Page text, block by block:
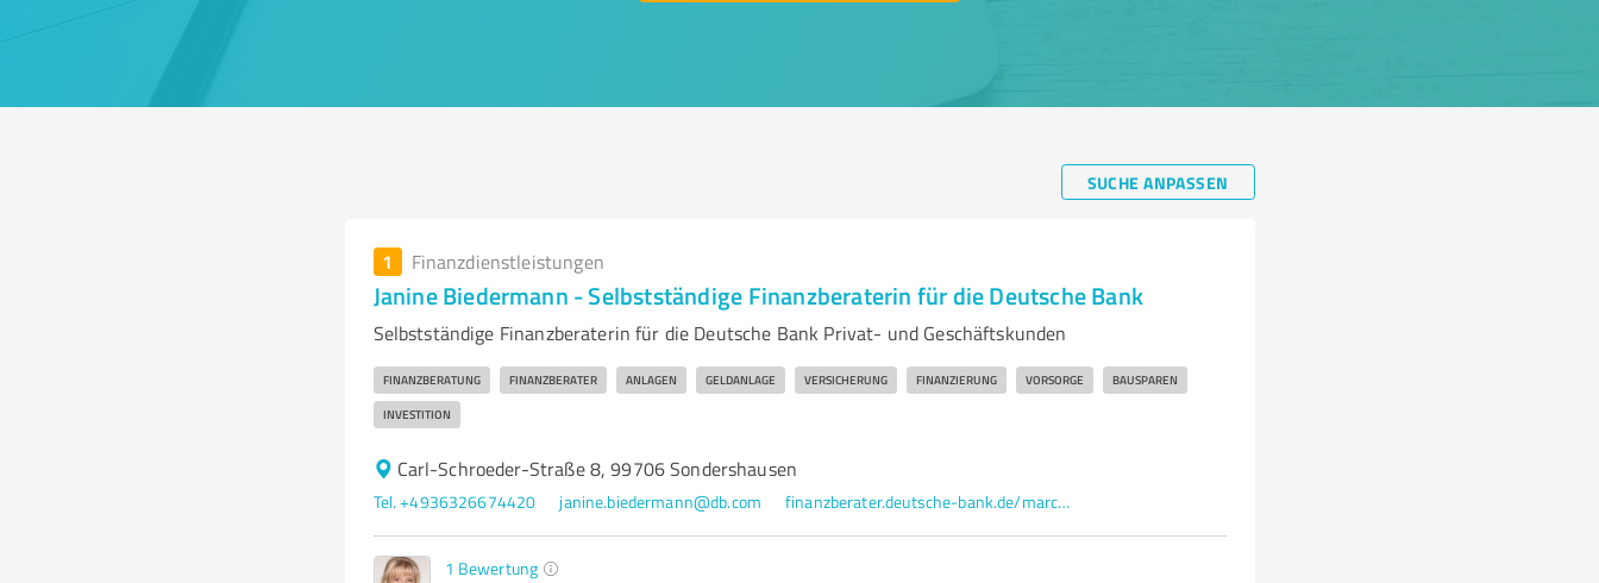
SUCHE ANPASSEN
1 Finanzdienstleistungen
Janine Biedermann - Selbstständige Finanzberaterin für die Deutsche Bank
Selbstständige Finanzberaterin für die Deutsche Bank Privat- und Geschäftskunden
FINANZBERATUNG FINANZBERATER ANLAGEN GELDANLAGE VERSICHERUNG FINANZIERUNG VORSORGE BAUSPAREN
INVESTITION
Carl-Schroeder-Straße 8, 99706 Sondershausen
Tel. +4936326674420 janine.biedermann@db.com finanzberater.deutsche-bank.de/marco.fritzlar_sondershausen.html
1 Bewertung